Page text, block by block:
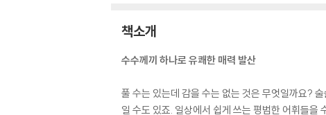
책소개
수수께끼 하나로 유쾌한 매력 발산
풀 수는 있는데 감을 수는 없는 것은 무엇일까요?
일 수도 있죠. 일상에서 쉽게 쓰는 평범한 어휘들을